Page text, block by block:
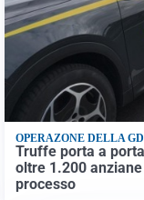
OPERAZONE DELLA
Truffe porta a
oltre 1.200
processo